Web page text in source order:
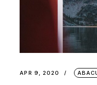
APR 9, 2020